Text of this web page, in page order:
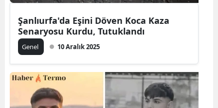
Şanlıurfa'da Eşini Döven Koca Kaza
Senaryosu Kurdu, Tutuklandı
Genel 10 Aralık 2025